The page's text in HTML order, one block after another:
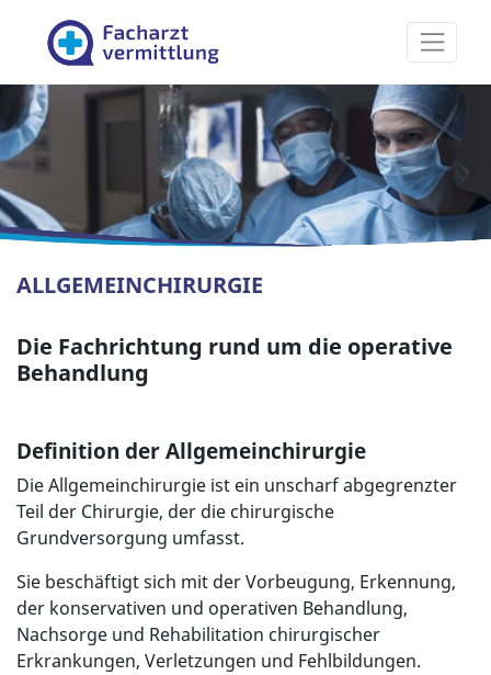
Facharztvermittlung
ALLGEMEINCHIRURGIE
Die Fachrichtung rund um die operative
Behandlung
Definition der Allgemeinchirurgie
Die Allgemeinchirurgie ist ein unscharf abgegrenzter
Teil der Chirurgie, der die chirurgische
Grundversorgung umfasst.
Sie beschäftigt sich mit der Vorbeugung, Erkennung,
der konservativen und operativen Behandlung,
Nachsorge und Rehabilitation chirurgischer
Erkrankungen, Verletzungen und Fehlbildungen.